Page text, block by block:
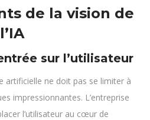
de la vision de
sur l’utilisateur
artificielle ne doit pas se limiter à
impressionnantes. L’entreprise
l’utilisateur au cœur de